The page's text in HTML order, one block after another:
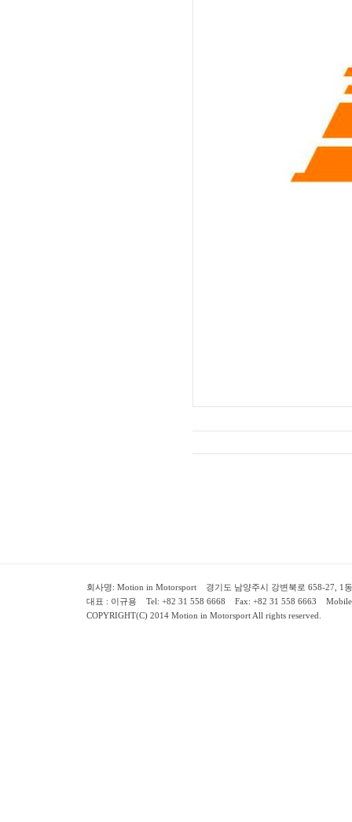
회사명: Motion in Motorsport 경기도 남양주시 강변북로 658-27, 1동
대표 : 이규용 Tel: +82 31 558 6668 Fax: +82 31 558 6663
COPYRIGHT(C) 2014 Motion in Motorsport All rights reserved.